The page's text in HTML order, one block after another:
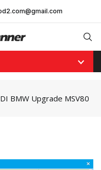
BMW Upgrade MSV80